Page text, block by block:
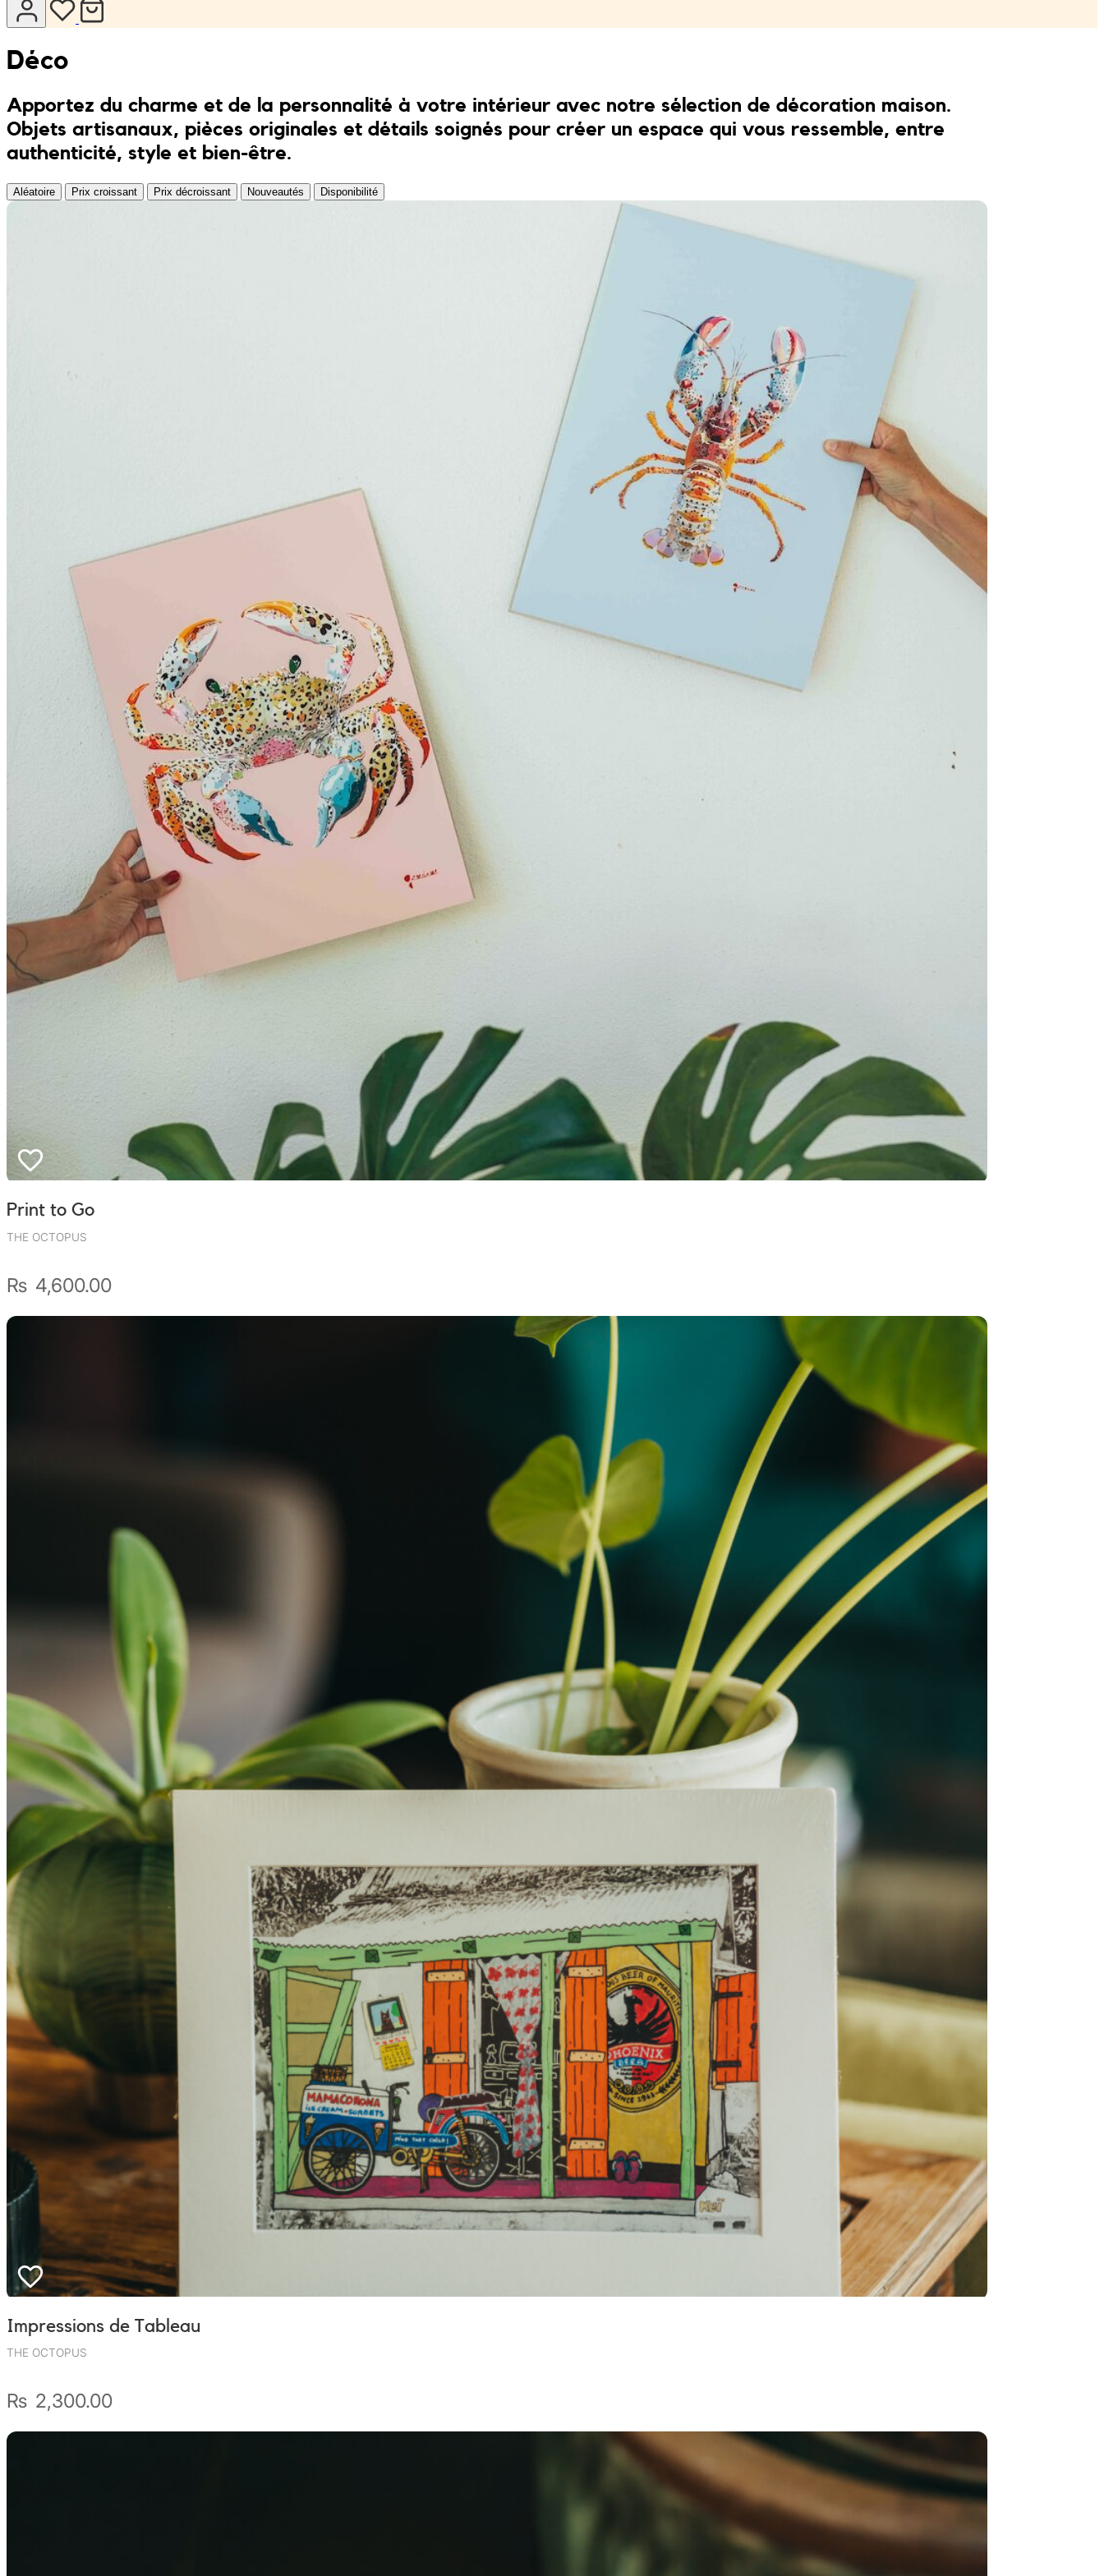
Déco
Apportez du charme et de la personnalité à votre intérieur avec notre sélection de décoration maison.
Objets artisanaux, pièces originales et détails soignés pour créer un espace qui vous ressemble, entre
authenticité, style et bien-être.
Aléatoire Prix croissant Prix décroissant Nouveautés Disponibilité
Print to Go
THE OCTOPUS
₨ 4,600.00
Impressions de Tableau
THE OCTOPUS
₨ 2,300.00
Maillots de bain
Ensembles
Le P’tit Atelier
Le Rendez-Vous
My Tea Box
Pigment It Pottery
Planty Mauritius
The Kreol Republic
The Little Big People
The Octopus
Timimi
Wally Plush Toys
Zimaz Kreol
Les Inédites